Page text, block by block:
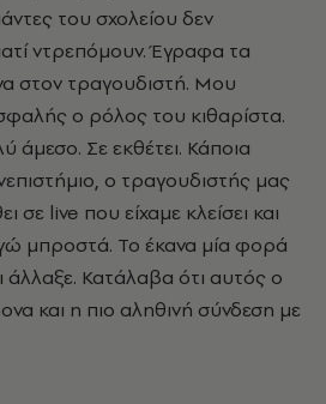
του σχολείου δεν
ντρεπόμουν. Έγραφα τα
στον τραγουδιστή. Μου
ο ρόλος του κιθαρίστα.
άμεσο. Σε εκθέτει. Κάποια
ο τραγουδιστής μας
σε live που είχαμε κλείσει και
μπροστά. Το έκανα μία φορά
άλλαξε. Κατάλαβα ότι αυτός ο
και η πιο αληθινή σύνδεση με